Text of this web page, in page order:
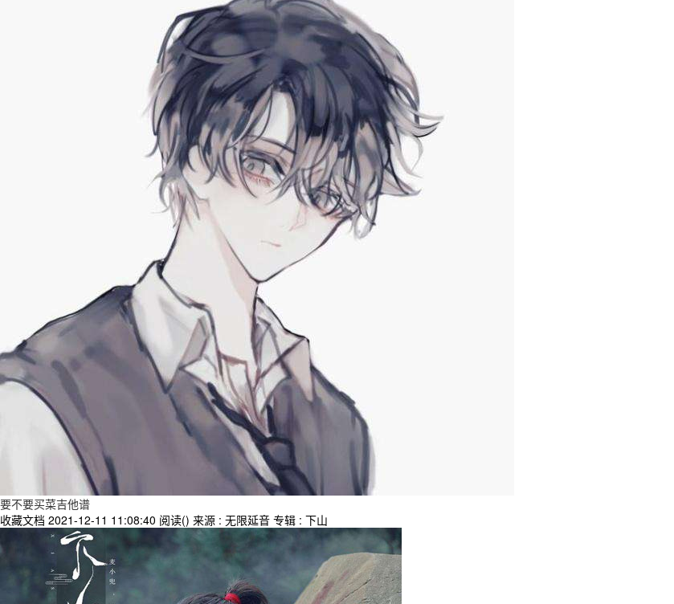
要不要买菜吉他谱
收藏文档 2021-12-11 11:08:40 阅读() 来源 : 无限延音 专辑 : 下山